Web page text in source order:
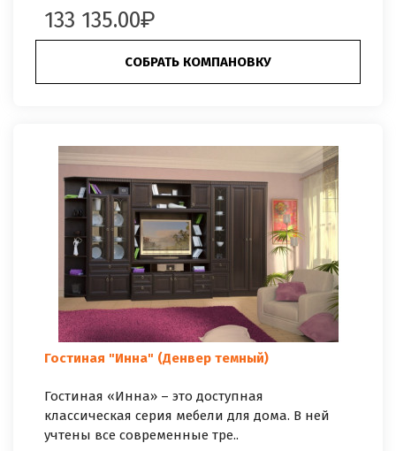
133 135.00
СОБРАТЬ КОМПАНОВКУ
Гостиная "Инна" (Денвер темный)
Гостиная «Инна» – это доступная
классическая серия мебели для дома. В ней
учтены все современные тре..